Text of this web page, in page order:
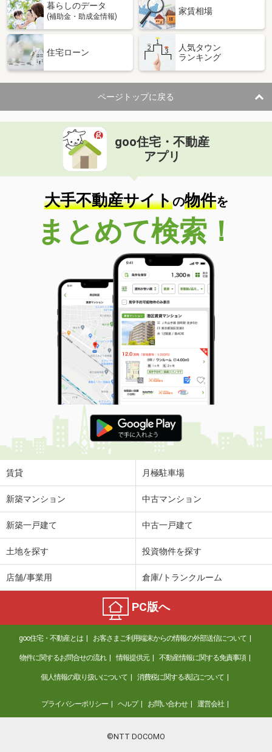
暮らしのデータ
(補助金・助成金情報)
家賃相場
住宅ローン
人気タウン
ランキング
ページトップに戻る
goo住宅・不動産
アプリ
大手不動産サイトの物件を
まとめて検索！
賃貸 月極駐車場
新築マンション 中古マンション
新築一戸建て 中古一戸建て
土地を探す 投資物件を探す
店舗/事業用 倉庫/トランクルーム
PC版へ
goo住宅・不動産とは お客さまご利用端末からの情報の外部送信について
物件に関するお問合せの流れ 情報提供元 不動産情報に関する免責事項
個人情報の取り扱いについて 消費税に関する表記について
プライバシーポリシー ヘルプ お問い合わせ 運営会社
©NTT DOCOMO